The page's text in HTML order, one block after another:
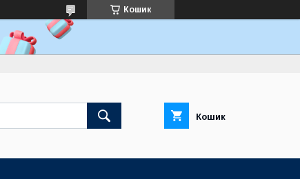
Кошик
Кошик